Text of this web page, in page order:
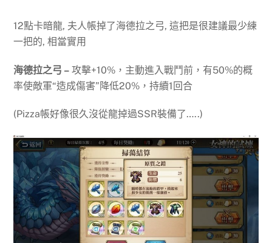
12點卡暗龍, 夫人帳掉了海德拉之弓, 這把是很建議最少練
一把的, 相當實用
海德拉之弓 – 攻擊+10%，主動進入戰鬥前，有50%的概
率使敵軍“造成傷害”降低20%，持續1回合
(Pizza帳好像很久沒從龍掉過SSR裝備了…..)